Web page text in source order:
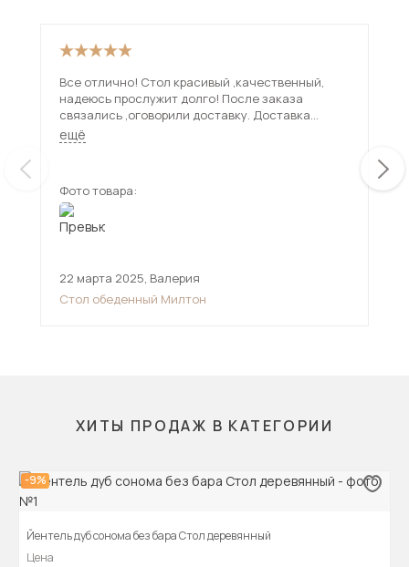
Все отлично! Стол красивый ,качественный,
надеюсь прослужит долго! После заказа
связались ,оговорили доставку. Доставка
привезла стол в срок , все проверили ! Спасибо
продавцу и доставке!
ещё
Фото товара:
22 марта 2025, Валерия
Стол обеденный Милтон
ХИТЫ ПРОДАЖ В КАТЕГОРИИ
-9%
Йентель дуб сонома без бара Стол деревянный
Цена